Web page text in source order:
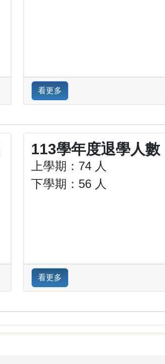
看更多
113學年度退學人數
上學期：74 人
下學期：56 人
看更多